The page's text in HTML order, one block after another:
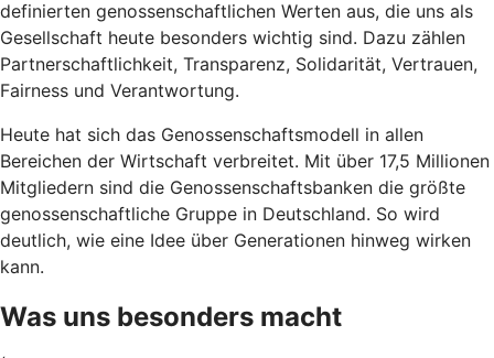
definierten genossenschaftlichen Werten aus, die uns als
Gesellschaft heute besonders wichtig sind. Dazu zählen
Partnerschaftlichkeit, Transparenz, Solidarität, Vertrauen,
Fairness und Verantwortung.
Heute hat sich das Genossenschaftsmodell in allen
Bereichen der Wirtschaft verbreitet. Mit über 17,5 Millionen
Mitgliedern sind die Genossenschaftsbanken die größte
genossenschaftliche Gruppe in Deutschland. So wird
deutlich, wie eine Idee über Generationen hinweg wirken
kann.
Was uns besonders macht